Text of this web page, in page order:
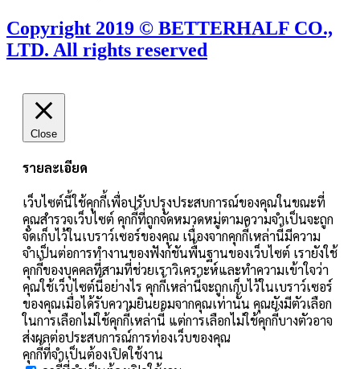
Copyright 2019 © BETTERHALF CO.,
LTD. All rights reserved
Close
รายละเอียด
เว็บไซต์นี้ใช้คุกกี้เพื่อปรับปรุงประสบการณ์ของคุณในขณะที่
คุณสำรวจเว็บไซต์ คุกกี้ที่ถูกจัดหมวดหมู่ตามความจำเป็นจะถูก
จัดเก็บไว้ในเบราว์เซอร์ของคุณ เนื่องจากคุกกี้เหล่านี้มีความ
จำเป็นต่อการทำงานของฟังก์ชันพื้นฐานของเว็บไซต์ เรายังใช้
คุกกี้ของบุคคลที่สามที่ช่วยเราวิเคราะห์และทำความเข้าใจว่า
คุณใช้เว็บไซต์นี้อย่างไร คุกกี้เหล่านี้จะถูกเก็บไว้ในเบราว์เซอร์
ของคุณเมื่อได้รับความยินยอมจากคุณเท่านั้น คุณยังมีตัวเลือก
ในการเลือกไม่ใช้คุกกี้เหล่านี้ แต่การเลือกไม่ใช้คุกกี้บางตัวอาจ
ส่งผลต่อประสบการณ์การท่องเว็บของคุณ
คุกกี้ที่จำเป็นต้องเปิดใช้งาน